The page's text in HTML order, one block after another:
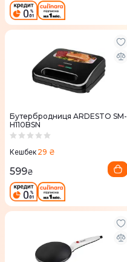
Бутербродниця ARDESTO SM-
H110BSN
Кешбек 29 ₴
599₴